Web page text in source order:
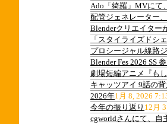
Ado「綺羅」MVにて
配管ジェネレーター
Blenderクリエイター
「スタイライズドシ
プロシージャル線路
Blender Fes 2026 SS
劇場短編アニメ『も
キャッツアイ 9話の
2026年1月 8, 2026
今年の振り返り 12月
cgworldさんにて、自